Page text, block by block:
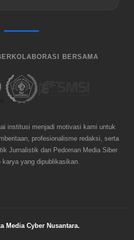
BERSAMA
institusi menjadi motivasi kami untuk
profesionalisme redaksi, serta
Jurnalistik dan Pedoman Media Siber
yang dipublikasikan.
Media Cyber Nusantara.